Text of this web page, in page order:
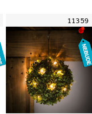
11359